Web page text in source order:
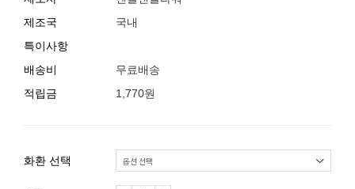
제조국
국내
특이사항
배송비
무료배송
적립금
1,770원
화환 선택